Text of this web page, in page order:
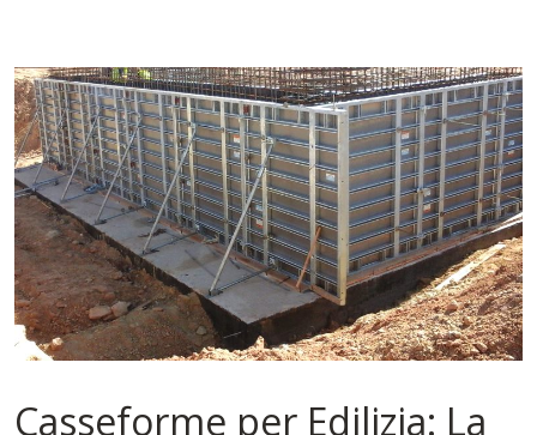
Casseforme per Edilizia: La